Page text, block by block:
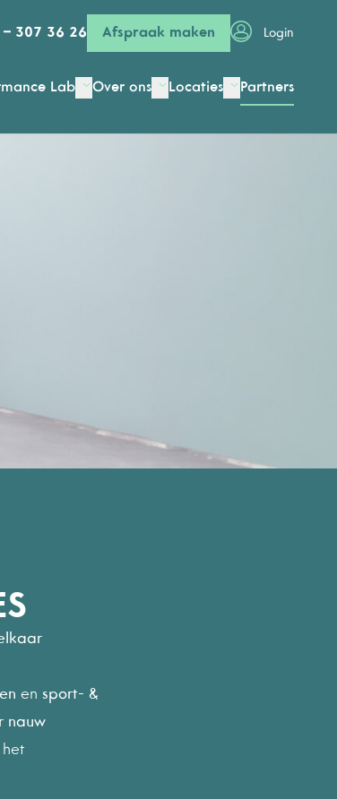
– 307 36 26 Afspraak maken Login
Lab Over ons Locaties Partners
en sport- &
nauw
5
6
0
1
3
4
5